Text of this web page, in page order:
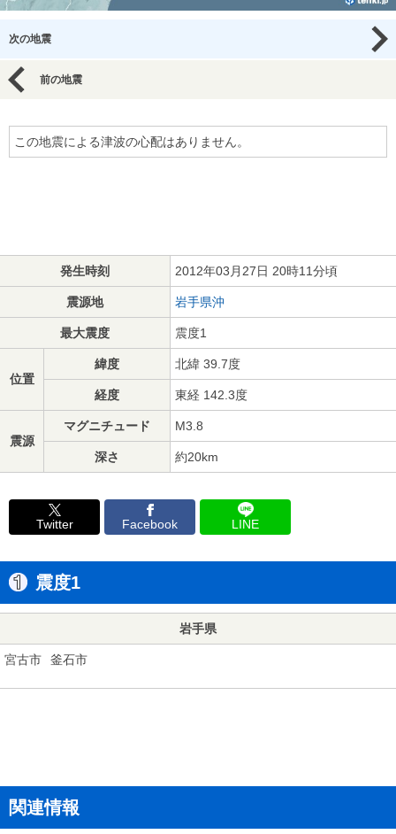
次の地震
前の地震
この地震による津波の心配はありません。
発生時刻 2012年03月27日 20時11分頃
震源地 岩手県沖
最大震度 震度1
位置
緯度 北緯 39.7度
経度 東経 142.3度
震源
マグニチュード M3.8
深さ 約20km
Twitter Facebook LINE
震度1
岩手県
宮古市 釜石市
関連情報